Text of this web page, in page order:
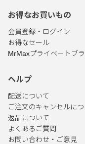
お得なお買いもの
会員登録・ログイン
お得なセール
MrMaxプライベートブ
ヘルプ
配送について
ご注文のキャンセルにつ
返品について
よくあるご質問
お問い合わせ・ご意見